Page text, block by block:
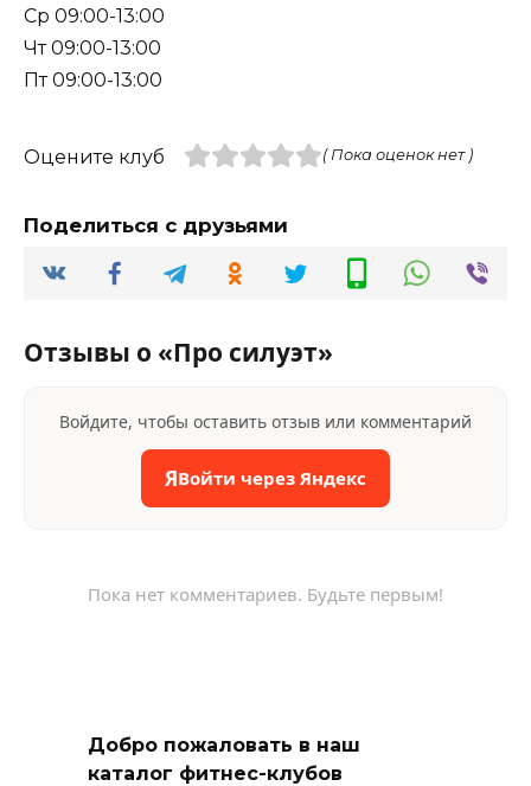
Ср 09:00-13:00
Чт 09:00-13:00
Пт 09:00-13:00
Оцените клуб ( Пока оценок нет )
Поделиться с друзьями
Отзывы о «Про силуэт»
Войдите, чтобы оставить отзыв или комментарий
ЯВойти через Яндекс
Пока нет комментариев. Будьте первым!
Добро пожаловать в наш
каталог фитнес-клубов